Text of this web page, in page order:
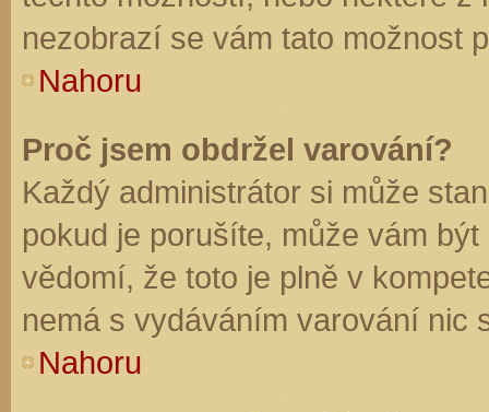
nezobrazí se vám tato možnost
Nahoru
Proč jsem obdržel varování?
Každý administrátor si může
pokud je porušíte, může vám
vědomí, že toto je plně v
nemá s vydáváním varování nic
Nahoru